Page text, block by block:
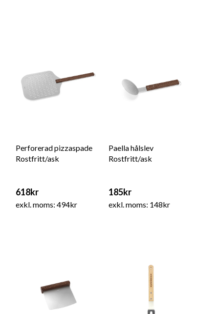
Perforerad pizzaspade
Rostfritt/ask
618kr
exkl. moms: 494kr
Paella hålslev
Rostfritt/ask
185kr
exkl. moms: 148kr